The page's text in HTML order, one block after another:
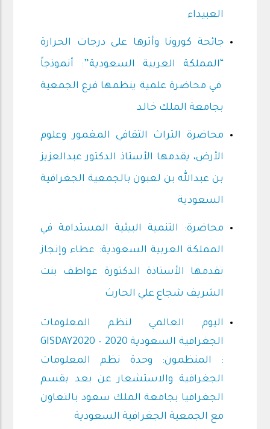
العبيداء
جائحة كورونا وأثرها على درجات الحرارة
“المملكة العربية السعودية”: أنموذجاً
في محاضرة علمية ينظمها فرع الجمعية
بجامعة الملك خالد
محاضرة التراث الثقافي المغمور وعلوم
الأرض، يقدمها الأستاذ الدكتور عبدالعزيز
بن عبدالله بن لعبون بالجمعية الجغرافية
السعودية
محاضرة: التنمية البيئية المستدامة في
المملكة العربية السعودية: عطاء وإنجاز
تقدمها الأستاذة الدكتورة عواطف بنت
الشريف شجاع علي الحارث
اليوم العالمي لنظم المعلومات
الجغرافية السعودية 2020 – GISDAY2020
: المنظمون: وحدة نظم المعلومات
الجغرافية والاستشعار عن بعد بقسم
الجغرافيا بجامعة الملك سعود بالتعاون
مع الجمعية الجغرافية السعودية